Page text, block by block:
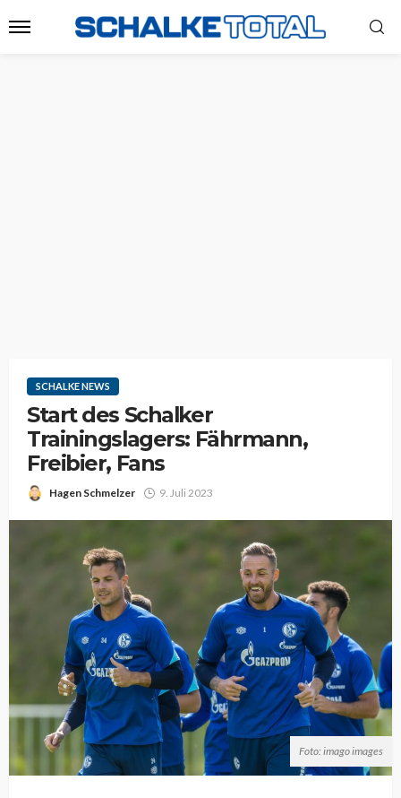
SCHALKE NEWS
Start des Schalker
Trainingslagers: Fährmann,
Freibier, Fans
Hagen Schmelzer 9. Juli 2023
Foto: imago images